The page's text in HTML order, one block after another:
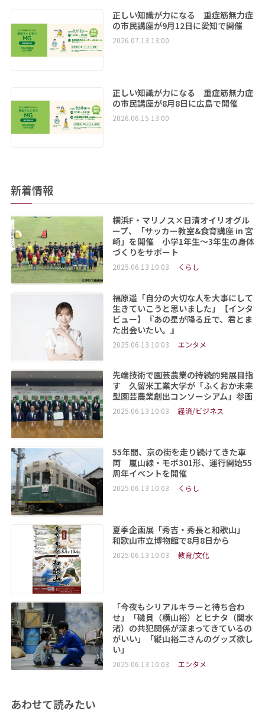
正しい知識が力になる 重症筋無力症
の市民講座が9月12日に愛知で開催
2026.07.13 13:00
正しい知識が力になる 重症筋無力症
の市民講座が8月8日に広島で開催
2026.06.15 13:00
新着情報
横浜F・マリノス×日清オイリオグル
ープ、「サッカー教室&食育講座 in 宮
崎」を開催 小学1年生～3年生の身体
づくりをサポート
2025.06.13 10:03 くらし
福原遥「自分の大切な人を大事にして
生きていこうと思いました」【インタ
ビュー】『あの星が降る丘で、君とま
た出会いたい。』
2025.06.13 10:03 エンタメ
先端技術で園芸農業の持続的発展目指
す 久留米工業大学が「ふくおか未来
型園芸農業創出コンソーシアム」参画
2025.06.13 10:03 経済/ビジネス
55年間、京の街を走り続けてきた車
両 嵐山線・モボ301形、運行開始55
周年イベントを開催
2025.06.13 10:03 くらし
夏季企画展「秀吉・秀長と和歌山」
和歌山市立博物館で8月8日から
2025.06.13 10:03 教育/文化
「今夜もシリアルキラーと待ち合わ
せ」「磯貝（横山裕）とヒナタ（関水
渚）の共犯関係が深まってきているの
がいい」「縦山裕二さんのグッズ欲し
い」
2025.06.13 10:03 エンタメ
あわせて読みたい